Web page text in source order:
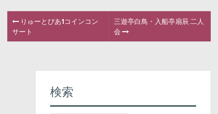
P りゅーとぴあ1コインコン
サート
三遊亭白鳥・入船亭扇辰 二人
会
検索